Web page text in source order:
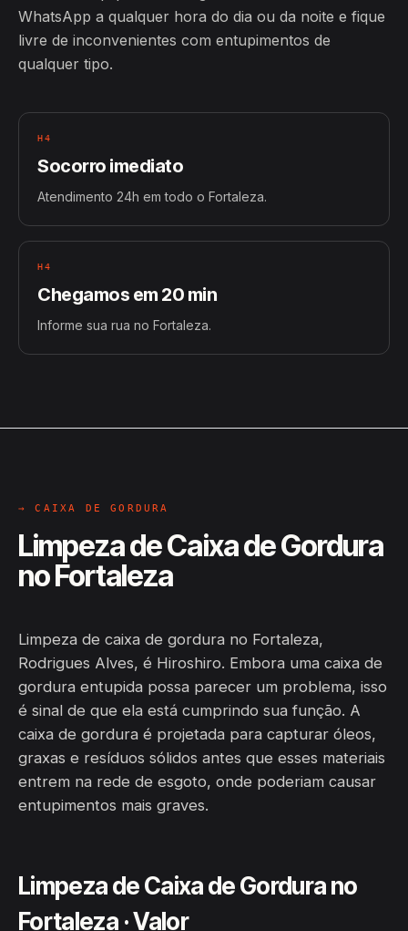
WhatsApp a qualquer hora do dia ou da noite e fique
livre de inconvenientes com entupimentos de
qualquer tipo.
H4
Socorro imediato
Atendimento 24h em todo o Fortaleza.
H4
Chegamos em 20 min
Informe sua rua no Fortaleza.
→ CAIXA DE GORDURA
Limpeza de Caixa de Gordura
no Fortaleza
Limpeza de caixa de gordura no Fortaleza,
Rodrigues Alves, é Hiroshiro. Embora uma caixa de
gordura entupida possa parecer um problema, isso
é sinal de que ela está cumprindo sua função. A
caixa de gordura é projetada para capturar óleos,
graxas e resíduos sólidos antes que esses materiais
entrem na rede de esgoto, onde poderiam causar
entupimentos mais graves.
Limpeza de Caixa de Gordura no
Fortaleza · Valor